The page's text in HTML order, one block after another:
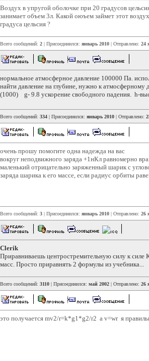
Воздух в упругой оболочке при 20 градусов
занимает объем 3л. Какой оюъем займет этот
градуса цельсия ?
Всего сообщений: 2 | Присоединился: январь 2010 | Отправлено: 24
нормальное атмосферное давление 100000 Па.
найти давление на глубине, нужно к
(1000) g- 9.8 ускорение свободного падения. h-
Всего сообщений: 334 | Присоединился: январь 2010 | Отправлено:
очень прошу помогите одна надежда на вас
вокруг неподвижного заряда +1нКл равномерно
маленький отрицательно заряженный шарик с
заряда шарика к его массе, если радиус орбиты
Всего сообщений: 3 | Присоединился: январь 2010 | Отправлено: 26
Clerik
Приравниваешь центростремительную силу к
масс. Просто приравнять 2 формулы из учебника...
Всего сообщений: 3110 | Присоединился: май 2002 | Отправлено: 26
это получается mv2/r=k*g1*g2/r2 а v=wr я